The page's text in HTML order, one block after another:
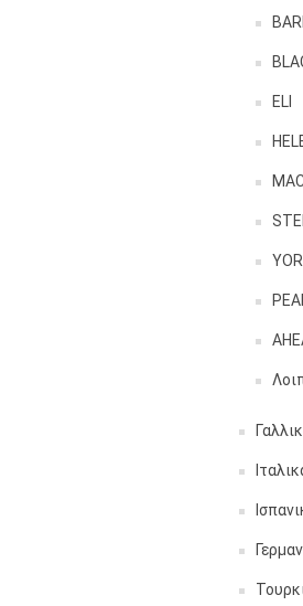
ELI